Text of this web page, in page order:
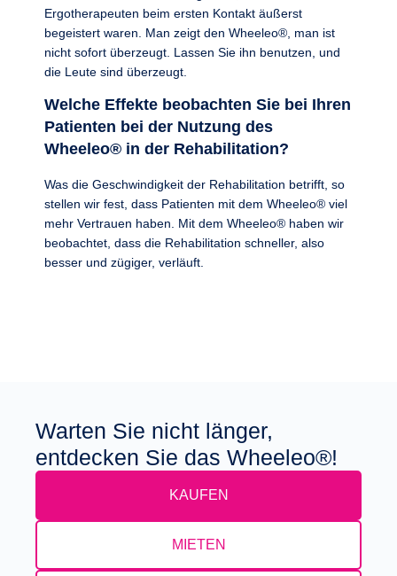
Ergotherapeuten beim ersten Kontakt äußerst
begeistert waren. Man zeigt den Wheeleo®, man ist
nicht sofort überzeugt. Lassen Sie ihn benutzen, und
die Leute sind überzeugt.
Welche Effekte beobachten Sie bei Ihren
Patienten bei der Nutzung des
Wheeleo® in der Rehabilitation?
Was die Geschwindigkeit der Rehabilitation betrifft, so
stellen wir fest, dass Patienten mit dem Wheeleo® viel
mehr Vertrauen haben. Mit dem Wheeleo® haben wir
beobachtet, dass die Rehabilitation schneller, also
besser und zügiger, verläuft.
Warten Sie nicht länger,
entdecken Sie das Wheeleo®!
KAUFEN
MIETEN